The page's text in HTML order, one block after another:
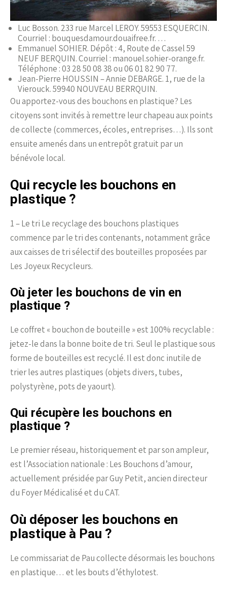
Luc Bosson. 233 rue Marcel LEROY. 59553 ESQUERCIN.
Courriel : bouquesdamour.douaifree.fr. …
Emmanuel SOHIER. Dépôt : 4, Route de Cassel 59
NEUF BERQUIN. Courriel : manouel.sohier-orange.fr.
Téléphone : 03 28 50 08 38 ou 06 01 82 90 77.
Jean-Pierre HOUSSIN – Annie DEBARGE. 1, rue de la
Vierouck. 59940 NOUVEAU BERRQUIN.
Ou apportez-vous des bouchons en plastique? Les
citoyens sont invités à remettre leur chapeau aux points
de collecte (commerces, écoles, entreprises…). Ils sont
ensuite amenés dans un entrepôt gratuit par un
bénévole local.
Qui recycle les bouchons en
plastique ?
1 – Le tri Le recyclage des bouchons plastiques
commence par le tri des contenants, notamment grâce
aux caisses de tri sélectif des bouteilles proposées par
Les Joyeux Recycleurs.
Où jeter les bouchons de vin en
plastique ?
Le coffret « bouchon de bouteille » est 100% recyclable :
jetez-le dans la bonne boite de tri. Seul le plastique sous
forme de bouteilles est recyclé. Il est donc inutile de
trier les autres plastiques (objets divers, tubes,
polystyrène, pots de yaourt).
Qui récupère les bouchons en
plastique ?
Le premier réseau, historiquement et par son ampleur,
est l’Association nationale : Les Bouchons d’amour,
actuellement présidée par Guy Petit, ancien directeur
du Foyer Médicalisé et du CAT.
Où déposer les bouchons en
plastique à Pau ?
Le commissariat de Pau collecte désormais les bouchons
en plastique… et les bouts d’éthylotest.